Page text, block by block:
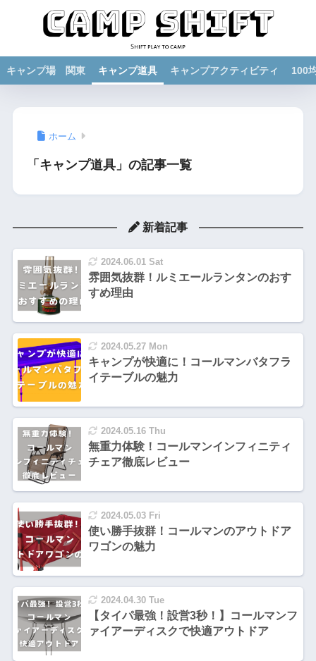
キャンプ場 関東 キャンプ道具 キャンプアクティビティ 100
ホーム
「キャンプ道具」の記事一覧
新着記事
2024.06.01 Sat
雰囲気抜群！ルミエールランタンのおす
すめ理由
2024.05.27 Mon
キャンプが快適に！コールマンバタフラ
イテーブルの魅力
2024.05.16 Thu
無重力体験！コールマンインフィニティ
チェア徹底レビュー
2024.05.03 Fri
使い勝手抜群！コールマンのアウトドア
ワゴンの魅力
2024.04.30 Tue
【タイパ最強！設営3秒！】コールマンフ
ァイアーディスクで快適アウトドア